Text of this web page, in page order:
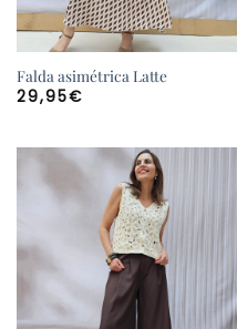
Falda asimétrica Latte
29,95€